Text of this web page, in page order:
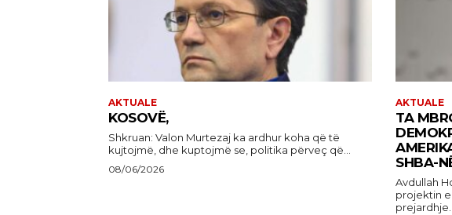
AKTUALE
KOSOVË,
Shkruan: Valon Murtezaj ka ardhur koha që të
kujtojmë, dhe kuptojmë se, politika përveç që...
08/06/2026
AKTUALE
TA
SHBA-
Avdullah Hoti,
projektin e